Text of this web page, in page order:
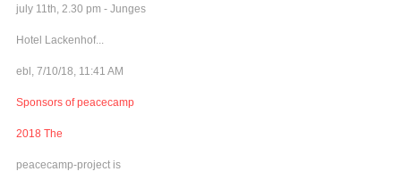
july 11th, 2.30 pm - Junges
Hotel Lackenhof...
ebl, 7/10/18, 11:41 AM
Sponsors of peacecamp
2018 The
peacecamp-project is